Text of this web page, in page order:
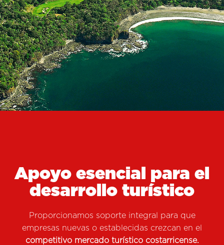
PRÓXIMA INVERSIÓN
Apoyo esencial para el
desarrollo turístico
Proporcionamos soporte integral para que
empresas nuevas o establecidas crezcan en el
competitivo mercado turístico costarricense.